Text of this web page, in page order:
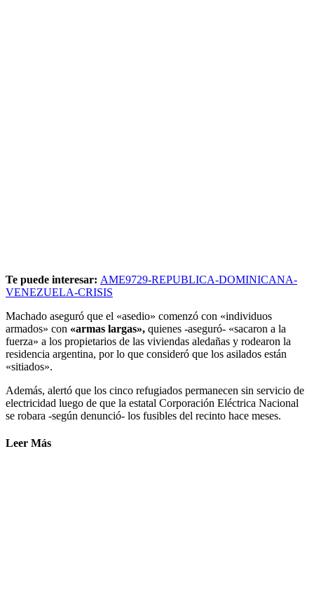
Te puede interesar: AME9729-REPUBLICA-DOMINICANA-
VENEZUELA-CRISIS
Machado aseguró que el «asedio» comenzó con «individuos
armados» con «armas largas», quienes -aseguró- «sacaron a la
fuerza» a los propietarios de las viviendas aledañas y rodearon la
residencia argentina, por lo que consideró que los asilados están
«sitiados».
Además, alertó que los cinco refugiados permanecen sin servicio de
electricidad luego de que la estatal Corporación Eléctrica Nacional
se robara -según denunció- los fusibles del recinto hace meses.
Leer Más